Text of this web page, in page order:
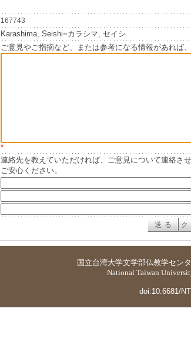
167743
Karashima, Seishi=カラシマ, セイシ
ご意見やご指摘など、または参考になる情報があれば
*
連絡先を教えていただければ、ご意見について連絡さ
ご安心ください。
国立台湾大学文学部仏教学セン
National Taiwan
doi:10.6681/